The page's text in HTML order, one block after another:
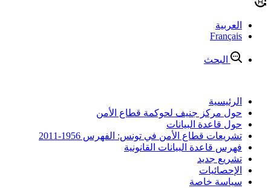
العربية
Français
البحث
الرئيسية
حول مركز جنيف لحوكمة قطاع الأمن
حول قاعدة البيانات
تشريعات قطاع الأمن في تونس: الفهرس 1956-2011
فهرس قاعدة البيانات القانونية
تشريع جديد
الإحصائيات
سياسة خاصة